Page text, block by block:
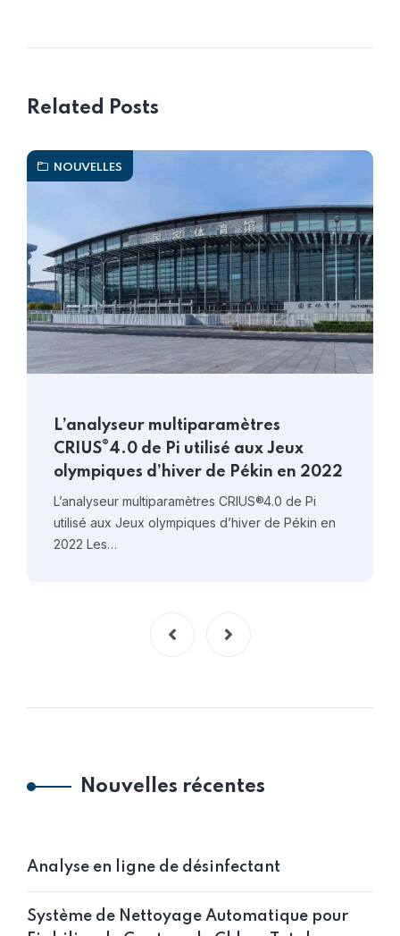
Related Posts
NOUVELLES
L’analyseur multiparamètres
CRIUS®4.0 de Pi utilisé aux Jeux
olympiques d’hiver de Pékin en 2022
L’analyseur multiparamètres CRIUS®4.0 de Pi
utilisé aux Jeux olympiques d’hiver de Pékin en
2022 Les…
Nouvelles récentes
Analyse en ligne de désinfectant
Système de Nettoyage Automatique pour